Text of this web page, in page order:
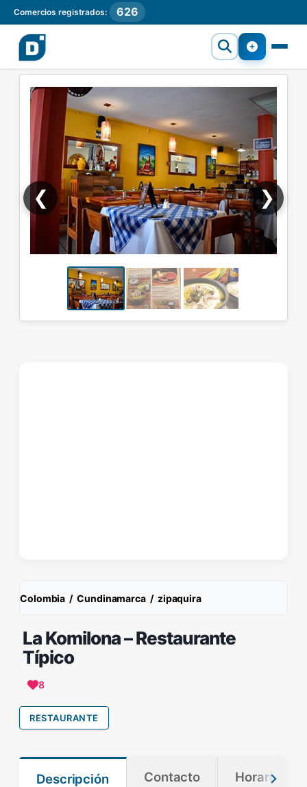
Comercios registrados: 626
❮ ❯
Colombia / Cundinamarca / zipaquira
La Komilona – Restaurante
Típico
8
RESTAURANTE
Descripción Contacto Horario